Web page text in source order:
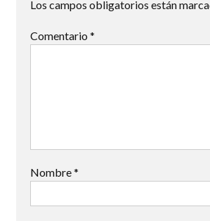
Los campos obligatorios están
Comentario *
Nombre*